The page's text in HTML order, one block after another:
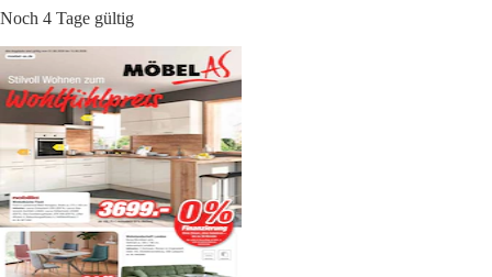
Noch 4 Tage gültig